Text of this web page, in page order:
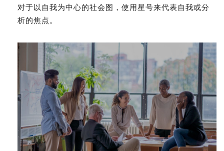
对于以自我为中心的社会图，使用星号来代表自我或分
析的焦点。